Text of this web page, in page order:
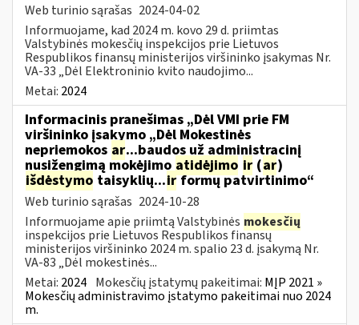
Web turinio sąrašas 2024-04-02
Informuojame, kad 2024 m. kovo 29 d. priimtas
Valstybinės mokesčių inspekcijos prie Lietuvos
Respublikos finansų ministerijos viršininko įsakymas Nr.
VA-33 „Dėl Elektroninio kvito naudojimo...
Metai: 2024
Informacinis pranešimas „Dėl VMI prie FM
viršininko įsakymo „Dėl Mokestinės
nepriemokos ar...baudos už administracinį
nusižengimą mokėjimo atidėjimo ir (ar)
išdėstymo taisyklių...irformų patvirtinimo“
Web turinio sąrašas 2024-10-28
Informuojame apie priimtą Valstybinės mokesčių
inspekcijos prie Lietuvos Respublikos finansų
ministerijos viršininko 2024 m. spalio 23 d. įsakymą Nr.
VA-83 „Dėl mokestinės...
Metai: 2024 Mokesčių įstatymų pakeitimai: MĮP 2021 »
Mokesčių administravimo įstatymo pakeitimai nuo 2024
m.